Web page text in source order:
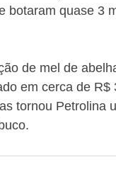
botaram quase 3
de mel de
em cerca de R$
tornou Petrolina